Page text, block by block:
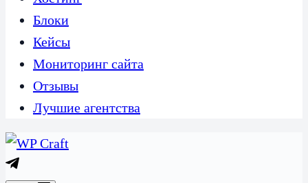
Блоки
Кейсы
Мониторинг сайта
Отзывы
Лучшие агентства